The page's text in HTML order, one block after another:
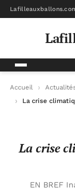
Accueil
La crise
La crise
EN BREF